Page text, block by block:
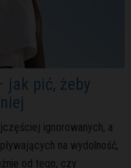
jak pić, żeby
ignorowanych, a
na wydolność,
od tego, czy